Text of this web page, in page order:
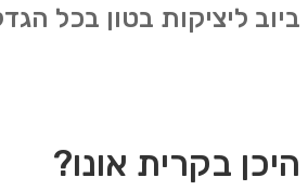
ביוב ליציקות בטון בכל
היכן בקרית אונו?